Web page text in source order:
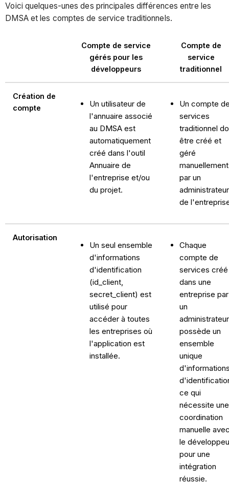
Voici quelques-unes des principales différences entre les
DMSA et les comptes de service traditionnels.
Compte de service
gérés pour les
développeurs
Compte de
service
traditionnel
Création de
compte
Un utilisateur de
l'annuaire associé
au DMSA est
automatiquement
créé dans l'outil
Annuaire de
l'entreprise et/ou
du projet.
Un compte
services
traditionnel
être créé et
géré
manuellement
par un
administrateur
de
Autorisation
Un seul ensemble
d'informations
d'identification
(id_client,
secret_client) est
utilisé pour
accéder à toutes
les entreprises où
l'application est
installée.
Chaque
compte de
services créé
dans une
entreprise par
un
administrateur
possède un
ensemble
unique
ce qui
nécessite une
coordination
manuelle
le
pour une
intégration
réussie.